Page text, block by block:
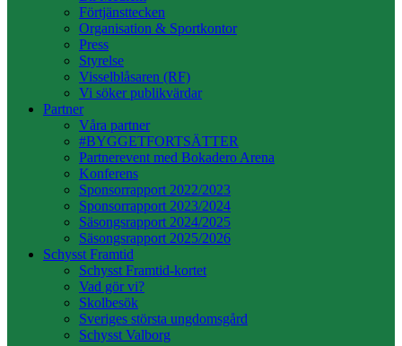
Förtjänsttecken
Organisation & Sportkontor
Press
Styrelse
Visselblåsaren (RF)
Vi söker publikvärdar
Partner
Våra partner
#BYGGETFORTSÄTTER
Partnerevent med Bokadero Arena
Konferens
Sponsorrapport 2022/2023
Sponsorrapport 2023/2024
Säsongsrapport 2024/2025
Säsongsrapport 2025/2026
Schysst Framtid
Schysst Framtid-kortet
Vad gör vi?
Skolbesök
Sveriges största ungdomsgård
Schysst Valborg